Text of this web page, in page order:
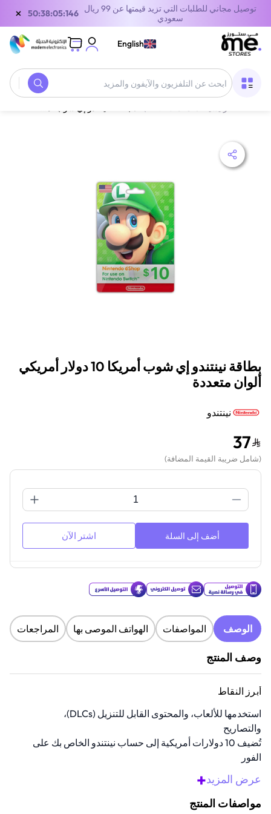
توصيل مجاني للطلبات التي تزيد قيمتها عن 99 ريال
سعودي
50:38:05:146
×
English
بطاقة نينتندو إي شوب أمريكا 10 دولار أمريكي
ألوان متعددة
نينتندو
37
(شامل ضريبة القيمة المضافة)
أضف إلى السلة اشتر الآن
الوصف المواصفات الهواتف الموصى بها المراجعات
وصف المنتج
أبرز النقاط
استخدمها للألعاب، والمحتوى القابل للتنزيل (DLCs)،
والتصاريح
تُضيف 10 دولارات أمريكية إلى حساب نينتندو الخاص بك على
الفور
تعمل مع سويتش لعمليات الشراء الرقمية
مثالية للهدايا أو للاستخدام الشخصي
لا حاجة لبطاقة ائتمان لاستخدامها
عرض المزيد+
مواصفات المنتج